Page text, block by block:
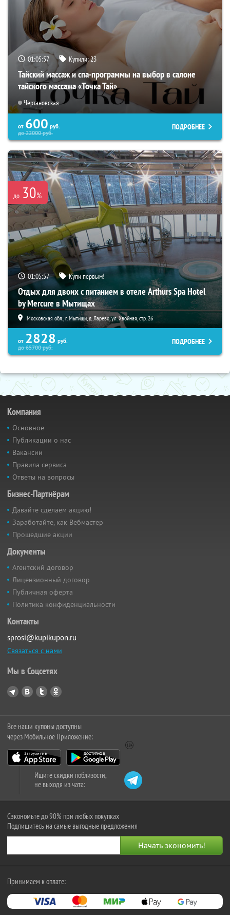
01:05:56 Купили:23
Тайский массаж и спа-программы на выбор в салоне
тайского массажа «Точка Тай»
Чертановская
от 600 руб.
до22000руб.
ПОДРОБНЕЕ
до 30%
01:05:56 Купи первым!
Отдых для двоих с питанием в отеле Arthurs Spa Hotel
by Mercure в Мытищах
Московская обл., г. Мытищи, д. Ларево, ул. Хвойная, стр. 26
от 2828 руб.
до65700руб.
ПОДРОБНЕЕ
Компания
Основное
Публикации о нас
Вакансии
Правила сервиса
Ответы на вопросы
Бизнес-Партнёрам
Давайте сделаем акцию!
Заработайте, как Вебмастер
Прошедшие акции
Документы
Агентский договор
Лицензионный договор
Публичная оферта
Политика конфиденциальности
Контакты
sprosi@kupikupon.ru
Связаться с нами
Мы в Соцсетях
Все наши купоны доступны
через Мобильное Приложение:
Ищите скидки поблизости,
не выходя из чата:
Сэкономьте до 90% при любых покупках
Подпишитесь на самые выгодные предложения
Принимаем к оплате: